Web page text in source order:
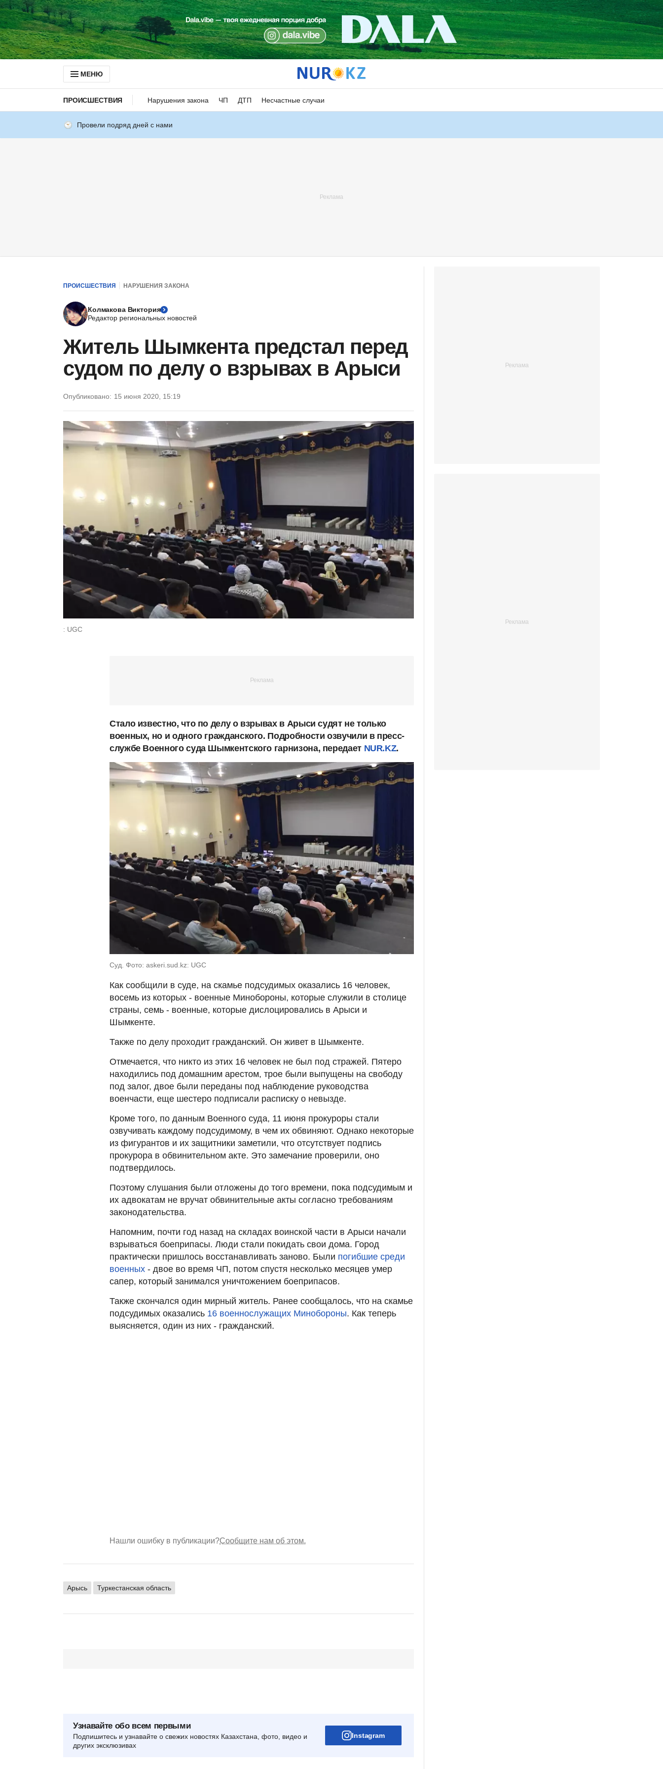
МЕНЮ
ПРОИСШЕСТВИЯ Нарушения закона ЧП ДТП Несчастные случаи
Провели подряд дней с нами
ПРОИСШЕСТВИЯ НАРУШЕНИЯ ЗАКОНА
Колмакова Виктория
Редактор региональных новостей
Житель Шымкента предстал перед
судом по делу о взрывах в Арыси
Опубликовано: 15 июня 2020, 15:19
: UGC
Стало известно, что по делу о взрывах в Арыси судят не только
военных, но и одного гражданского. Подробности озвучили в пресс-
службе Военного суда Шымкентского гарнизона, передает NUR.KZ.
Суд. Фото: askeri.sud.kz: UGC
Как сообщили в суде, на скамье подсудимых оказались 16 человек,
восемь из которых - военные Минобороны, которые служили в столице
страны, семь - военные, которые дислоцировались в Арыси и
Шымкенте.
Также по делу проходит гражданский. Он живет в Шымкенте.
Отмечается, что никто из этих 16 человек не был под стражей. Пятеро
находились под домашним арестом, трое были выпущены на свободу
под залог, двое были переданы под наблюдение руководства
военчасти, еще шестеро подписали расписку о невызде.
Кроме того, по данным Военного суда, 11 июня прокуроры стали
озвучивать каждому подсудимому, в чем их обвиняют. Однако некоторые
из фигурантов и их защитники заметили, что отсутствует подпись
прокурора в обвинительном акте. Это замечание проверили, оно
подтвердилось.
Поэтому слушания были отложены до того времени, пока подсудимым и
их адвокатам не вручат обвинительные акты согласно требованиям
законодательства.
Напомним, почти год назад на складах воинской части в Арыси начали
взрываться боеприпасы. Люди стали покидать свои дома. Город
практически пришлось восстанавливать заново. Были погибшие среди
военных - двое во время ЧП, потом спустя несколько месяцев умер
сапер, который занимался уничтожением боеприпасов.
Также скончался один мирный житель. Ранее сообщалось, что на скамье
подсудимых оказались 16 военнослужащих Минобороны. Как теперь
выясняется, один из них - гражданский.
Нашли ошибку в публикации?Сообщите нам об этом.
Арысь Туркестанская область
Узнавайте обо всем первыми
Подпишитесь и узнавайте о свежих новостях Казахстана, фото, видео и
других эксклюзивах
Instagram